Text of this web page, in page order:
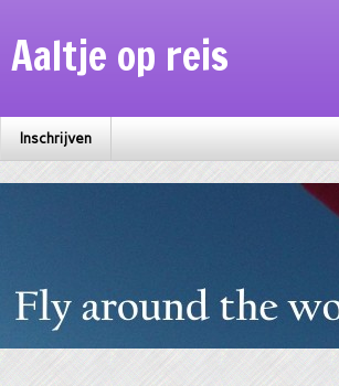
Aaltje op reis
Inschrijven